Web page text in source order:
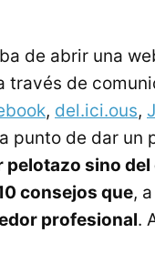
de abrir una
través de
, del.ici.ous,
punto de dar un
pelotazo sino
consejos que,
profesional.